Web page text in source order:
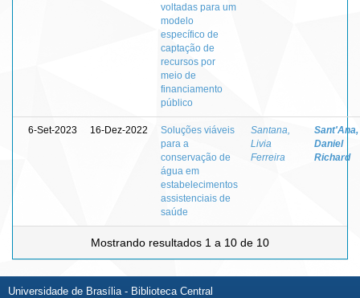
voltadas para um
modelo
específico de
captação de
recursos por
meio de
financiamento
público
6-Set-2023 16-Dez-2022
Soluções viáveis
para a
conservação de
água em
estabelecimentos
assistenciais de
saúde
Santana,
Livia
Ferreira
Sant'Ana,
Daniel
Richard
Mostrando resultados 1 a 10 de 10
Universidade de Brasília - Biblioteca Central